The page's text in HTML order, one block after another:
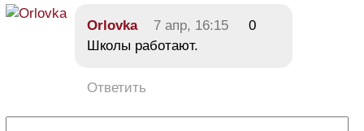
Orlovka 7 апр, 16:15
0
Школы работают.
Ответить